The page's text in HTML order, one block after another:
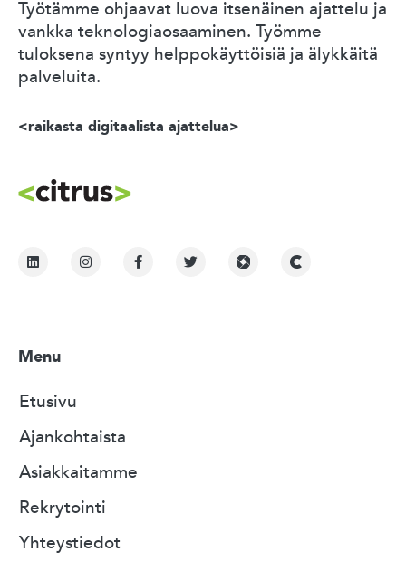
Työtämme ohjaavat luova itsenäinen ajattelu ja
vankka teknologiaosaaminen. Työmme
tuloksena syntyy helppokäyttöisiä ja älykkäitä
palveluita.
<raikasta digitaalista ajattelua>
Menu
Etusivu
Ajankohtaista
Asiakkaitamme
Rekrytointi
Yhteystiedot